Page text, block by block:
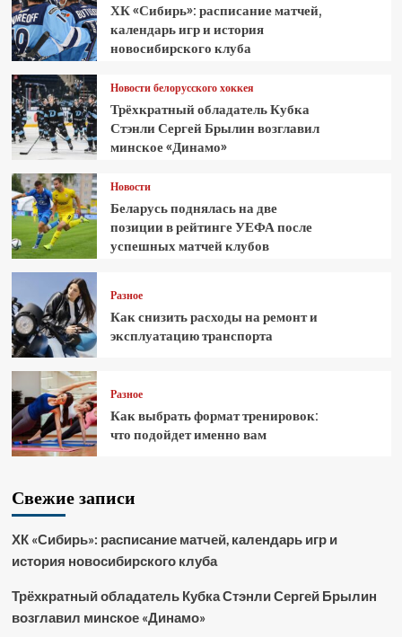
ХК «Сибирь»: расписание матчей,
календарь игр и история
новосибирского клуба
Новости белорусского хоккея
Трёхкратный обладатель Кубка
Стэнли Сергей Брылин возглавил
минское «Динамо»
Новости
Беларусь поднялась на две
позиции в рейтинге УЕФА после
успешных матчей клубов
Разное
Как снизить расходы на ремонт и
эксплуатацию транспорта
Разное
Как выбрать формат тренировок:
что подойдет именно вам
Свежие записи
ХК «Сибирь»: расписание матчей, календарь игр и
история новосибирского клуба
Трёхкратный обладатель Кубка Стэнли Сергей Брылин
возглавил минское «Динамо»